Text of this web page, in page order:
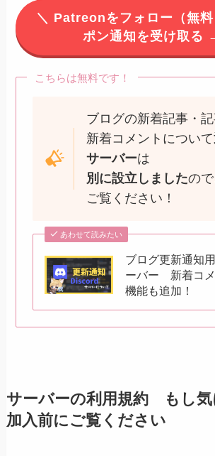
＼ Patreonをフォロー（無
ポン通知を受け取る
こちらは無料です！
ブログの新着記事・記
新着コメントについて
サーバーは
別に設立しましたの
ご覧ください！
あわせて読みたい
ブログ更新通知
ーバー 新着コ
機能も追加！
サーバーの利用規約 もし
加入前にご覧ください